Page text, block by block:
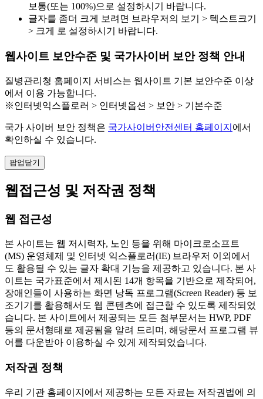
보통(또는 100%)으로 설정하시기 바랍니다.
글자를 좀더 크게 보려면 브라우저의 보기 > 텍스트크기
> 크게 로 설정하시기 바랍니다.
웹사이트 보안수준 및 국가사이버 보안 정책 안내
질병관리청 홈페이지 서비스는 웹사이트 기본 보안수준 이상
에서 이용 가능합니다.
※인터넷익스플로러 > 인터넷옵션 > 보안 > 기본수준
국가 사이버 보안 정책은 국가사이버안전센터 홈페이지 에서
확인하실 수 있습니다.
팝업닫기
웹접근성 및 저작권 정책
웹 접근성
본 사이트는 웹 저시력자, 노인 등을 위해 마이크로소프트
(MS) 운영체제 및 인터넷 익스플로러(IE) 브라우저 이외에서
도 활용될 수 있는 글자 확대 기능을 제공하고 있습니다. 본 사
이트는 국가표준에서 제시된 14개 항목을 기반으로 제작되어,
장애인들이 사용하는 화면 낭독 프로그램(Screen Reader) 등 보
조기기를 활용해서도 웹 콘텐츠에 접근할 수 있도록 제작되었
습니다. 본 사이트에서 제공되는 모든 첨부문서는 HWP, PDF
등의 문서형태로 제공됨을 알려 드리며, 해당문서 프로그램 뷰
어를 다운받아 이용하실 수 있게 제작되었습니다.
저작권 정책
우리 기관 홈페이지에서 제공하는 모든 자료는 저작권법에 의